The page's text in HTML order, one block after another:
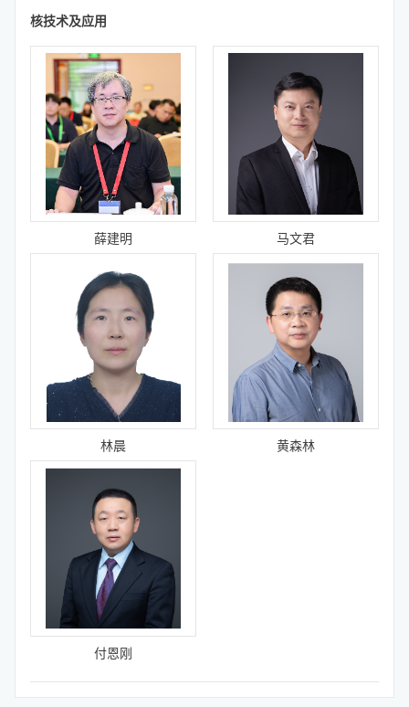
核技术及应用
薛建明 马文君
林晨 黄森林
付恩刚